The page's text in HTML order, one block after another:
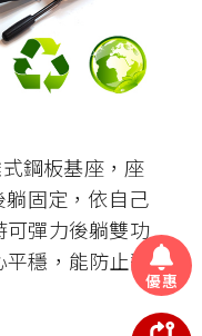
鋼板基座，座
固定，依自己
彈力後躺雙功
穩，能防止翻
優惠